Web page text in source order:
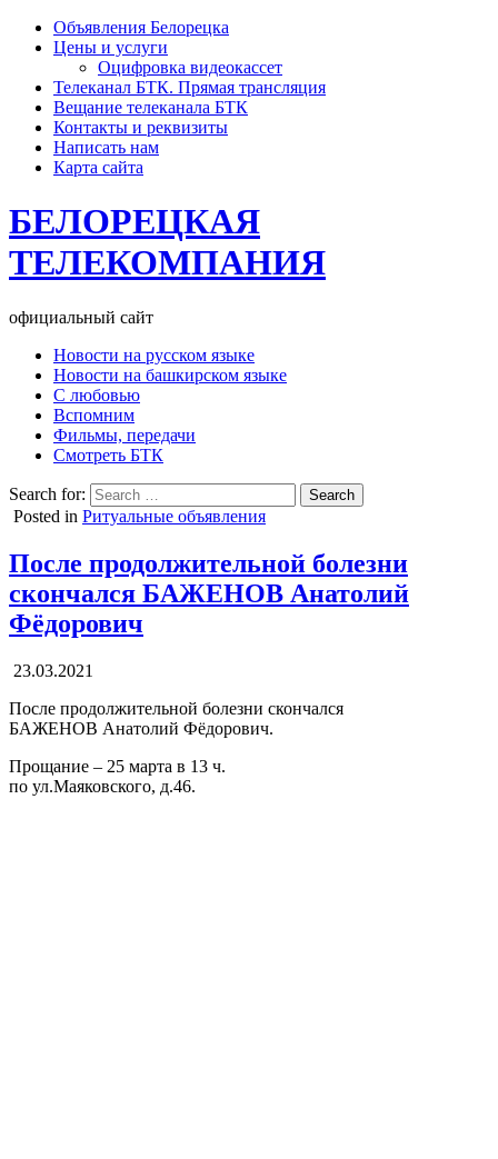
Объявления Белорецка
Цены и услуги
Оцифровка видеокассет
Телеканал БТК. Прямая трансляция
Вещание телеканала БТК
Контакты и реквизиты
Написать нам
Карта сайта
БЕЛОРЕЦКАЯ
ТЕЛЕКОМПАНИЯ
официальный сайт
Новости на русском языке
Новости на башкирском языке
С любовью
Вспомним
Фильмы, передачи
Смотреть БТК
Search for:
Posted in Ритуальные объявления
После продолжительной болезни
скончался БАЖЕНОВ Анатолий
Фёдорович
23.03.2021
После продолжительной болезни скончался
БАЖЕНОВ Анатолий Фёдорович.
Прощание – 25 марта в 13 ч.
по ул.Маяковского, д.46.